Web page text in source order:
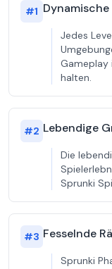
#1 Dynamische
Jedes
Gameplay
halten.
#2 Lebendige
Die
Sprunki
#3 Fesselnde
Sprunki